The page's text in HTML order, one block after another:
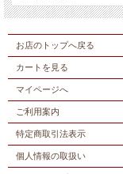
お店のトップへ戻る
カートを見る
マイページへ
ご利用案内
特定商取引法表示
個人情報の取扱い